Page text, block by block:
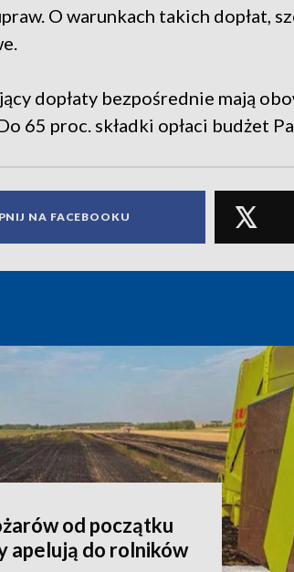
O warunkach takich dopłat,
dopłaty bezpośrednie mają
65 proc. składki opłaci budżet
NA FACEBOOKU
od początku
apelują do rolników